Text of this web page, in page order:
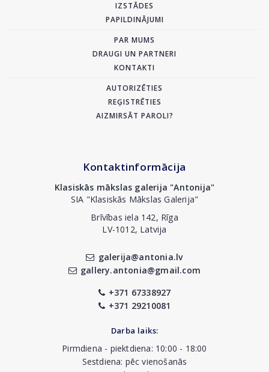
IZSTĀDES
PAPILDINĀJUMI
PAR MUMS
DRAUGI UN PARTNERI
KONTAKTI
AUTORIZĒTIES
REĢISTRĒTIES
AIZMIRSĀT PAROLI?
Kontaktinformācija
Klasiskās mākslas galerija "Antonija"
SIA "Klasiskās Mākslas Galerija"
Brīvības iela 142, Rīga
LV-1012, Latvija
galerija@antonia.lv
gallery.antonia@gmail.com
+371 67338927
+371 29210081
Darba laiks:
Pirmdiena - piektdiena: 10:00 - 18:00
Sestdiena: pēc vienošanās